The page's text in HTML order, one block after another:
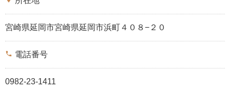
宮崎県延岡市宮崎県延岡市浜町４０８−２０
phone 電話番号
0982-23-1411